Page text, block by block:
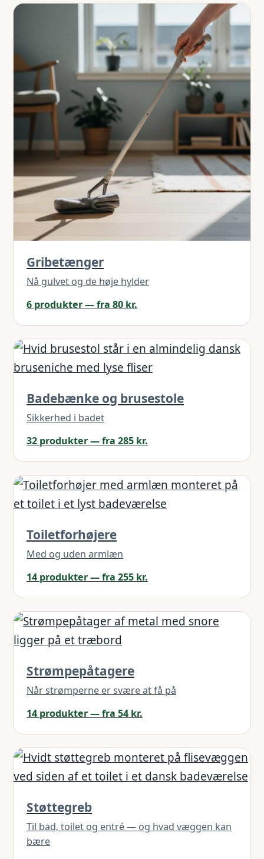
Gribetænger
Nå gulvet og de høje hylder
6 produkter — fra 80 kr.
Badebænke og brusestole
Sikkerhed i badet
32 produkter — fra 285 kr.
Toiletforhøjere
Med og uden armlæn
14 produkter — fra 255 kr.
Strømpepåtagere
Når strømperne er svære at få på
14 produkter — fra 54 kr.
Støttegreb
Til bad, toilet og entré — og hvad væggen kan
bære